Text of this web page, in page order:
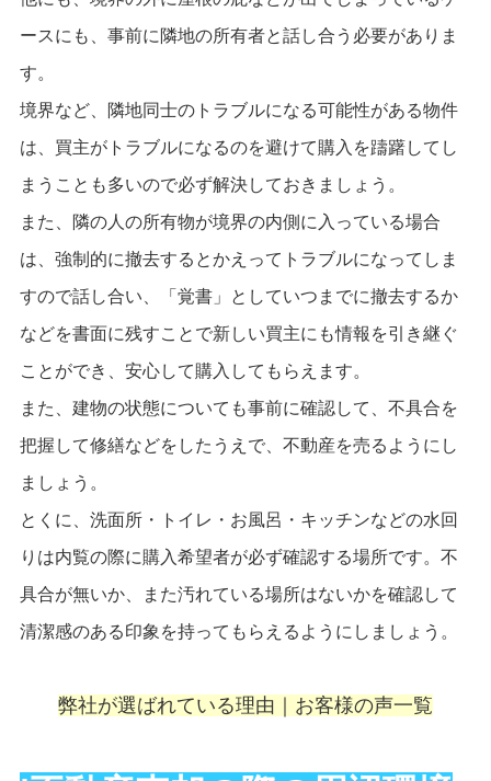
ースにも、事前に隣地の所有者と話し合う必要がありま
す。
境界など、隣地同士のトラブルになる可能性がある物件
は、買主がトラブルになるのを避けて購入を躊躇してし
まうことも多いので必ず解決しておきましょう。
また、隣の人の所有物が境界の内側に入っている場合
は、強制的に撤去するとかえってトラブルになってしま
すので話し合い、「覚書」としていつまでに撤去するか
などを書面に残すことで新しい買主にも情報を引き継ぐ
ことができ、安心して購入してもらえます。
また、建物の状態についても事前に確認して、不具合を
把握して修繕などをしたうえで、不動産を売るようにし
ましょう。
とくに、洗面所・トイレ・お風呂・キッチンなどの水回
りは内覧の際に購入希望者が必ず確認する場所です。不
具合が無いか、また汚れている場所はないかを確認して
清潔感のある印象を持ってもらえるようにしましょう。
弊社が選ばれている理由｜ お客様の声一覧